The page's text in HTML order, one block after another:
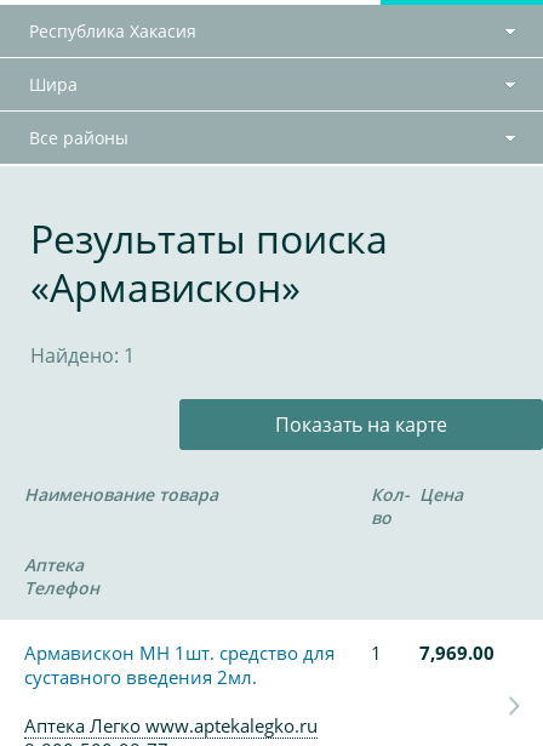
Республика Хакасия
Шира
Все районы
Результаты поиска
«Армавискон»
Найдено: 1
Показать на карте
Наименование товара
Кол-
во
Цена
Аптека
Телефон
Армавискон МН 1шт. средство для
суставного введения 2мл.
1 7,969.00
Аптека Легко www.aptekalegko.ru